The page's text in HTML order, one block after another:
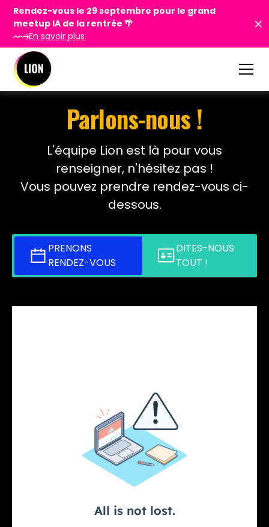
Rendez-vous le 29 septembre pour le grand
meetup IA de la rentrée 🌴
En savoir plus
Parlons-nous !
L'équipe Lion est là pour vous
renseigner, n'hésitez pas !
Vous pouvez prendre rendez-vous ci-
dessous.
PRENONS
RENDEZ-VOUS
DITES-NOUS
TOUT !